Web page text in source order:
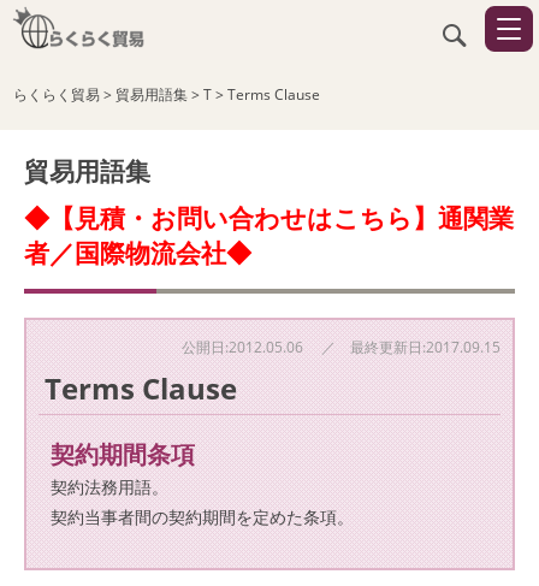
らくらく貿易> 貿易用語集>T>Terms Clause
貿易用語集
◆【見積・お問い合わせはこちら】通関業
者／国際物流会社◆
公開日:2012.05.06 ／ 最終更新日:2017.09.15
Terms Clause
契約期間条項
契約法務用語。
契約当事者間の契約期間を定めた条項。